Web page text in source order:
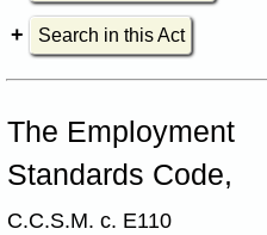
Search in this Act
The Employment
Standards Code,
C.C.S.M. c. E110